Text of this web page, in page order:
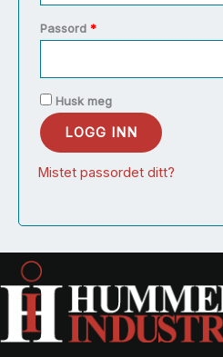
Passord *Påkrevd
Husk meg
LOGG INN
Mistet passordet ditt?